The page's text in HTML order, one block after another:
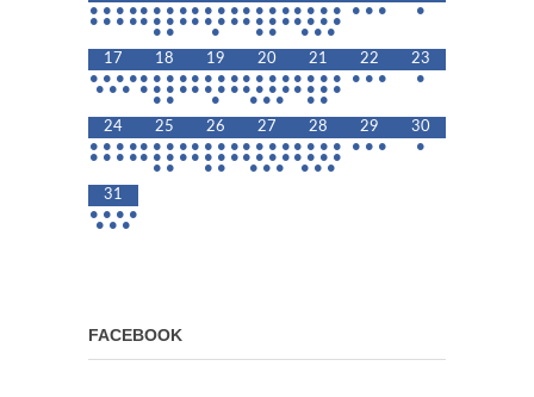
• • • •
• • • •
• • • •
• • • •
• •
• • • •
• • • •
•
• • • •
• • • •
• •
• • • •
• • • •
• • •
• • •
•
17
• • • •
• • •
18
• • • •
• • • •
• •
19
• • • •
• • • •
•
20
• • • •
• • • •
• • •
21
• • • •
• • • •
• •
22
• • •
23
•
24
• • • •
• • • •
25
• • • •
• • • •
• •
26
• • • •
• • • •
• •
27
• • • •
• • • •
• • •
28
• • • •
• • • •
• • •
29
• • •
30
•
31
• • • •
• • •
FACEBOOK